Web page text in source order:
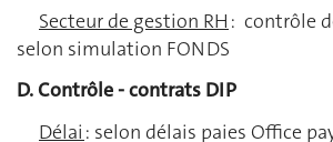
Secteur de gestion RH : contrôle
selon simulation FONDS
D. Contrôle - contrats DIP
Délai : selon délais paies Office